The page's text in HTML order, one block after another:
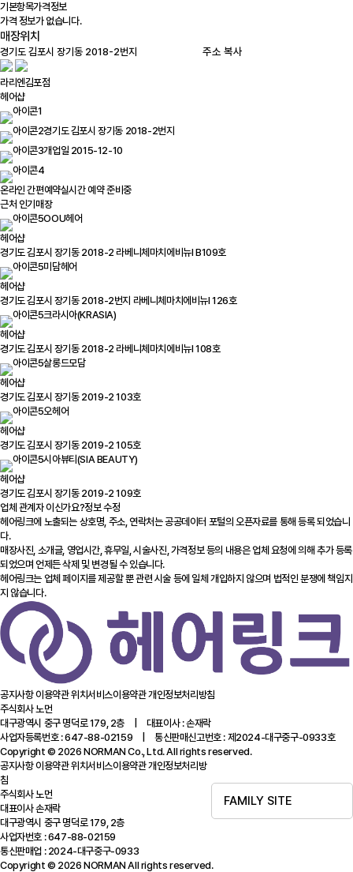
기본항목가격정보
가격 정보가 없습니다.
매장위치
주소 복사
라리엔김포점
헤어샵
경기도 김포시 장기동 2018-2번지
개업일 2015-12-10
온라인 간편예약실시간 예약 준비중
근처 인기매장
OOU헤어
헤어샵
경기도 김포시 장기동 2018-2 라베니체마치에비뉴Ⅰ B109호
미담헤어
헤어샵
경기도 김포시 장기동 2018-2번지 라베니체마치에비뉴Ⅰ 126호
크라시아(KRASIA)
헤어샵
경기도 김포시 장기동 2018-2 라베니체마치에비뉴Ⅰ 108호
살롱드모담
헤어샵
경기도 김포시 장기동 2019-2 103호
오헤어
헤어샵
경기도 김포시 장기동 2019-2 105호
시아뷰티(SIA BEAUTY)
헤어샵
경기도 김포시 장기동 2019-2 109호
업체 관계자 이신가요?정보 수정
헤어링크에 노출되는 상호명, 주소, 연락처는 공공데이터 포털의 오픈자료를 통해 등록 되었습니
다.
매장사진, 소개글, 영업시간, 휴무일, 시술사진, 가격정보 등의 내용은 업체 요청에 의해 추가 등록
되었으며 언제든 삭제 및 변경될 수 있습니다.
헤어링크는 업체 페이지를 제공할 뿐 관련 시술 등에 일체 개입하지 않으며 법적인 분쟁에 책임지
지 않습니다.
공지사항이용약관위치서비스이용약관개인정보처리방침
주식회사 노먼
대구광역시 중구 명덕로 179, 2층 | 대표이사 : 손재락
사업자등록번호 : 647-88-02159 | 통신판매신고번호 : 제2024-대구중구-0933호
Copyright © 2026 NORMAN Co., Ltd. All rights reserved.
FAMILY SITE
공지사항이용약관위치서비스이용약관개인정보처리방
침
주식회사 노먼
대표이사 손재락
대구광역시 중구 명덕로 179, 2층
사업자번호 : 647-88-02159
통신판매업 : 2024-대구중구-0933
Copyright © 2026 NORMAN All rights reserved.